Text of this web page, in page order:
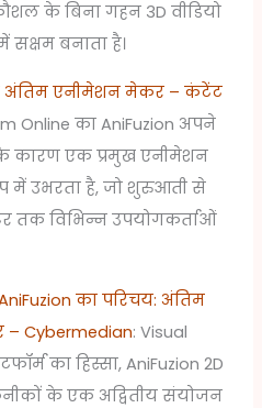
के बिना गहन 3D वीडियो
बनाता है।
अंतिम एनीमेशन मेकर – कंटेंट
Online का AniFuzion अपने
कारण एक प्रमुख एनीमेशन
में उभरता है, जो शुरुआती से
तक विभिन्न उपयोगकर्ताओं
का परिचय: अंतिम
– Cybermedian: Visual
का हिस्सा, AniFuzion 2D
के एक अद्वितीय संयोजन